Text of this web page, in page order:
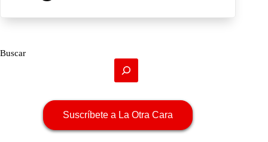
Buscar
Suscríbete a La Otra Cara